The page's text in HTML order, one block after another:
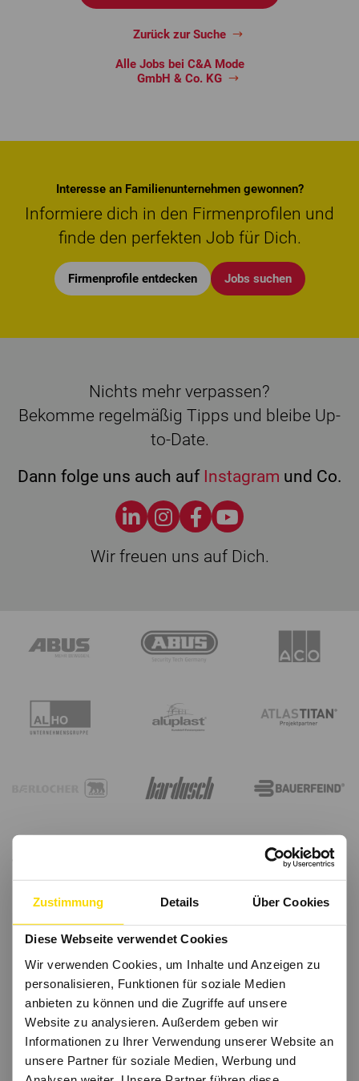
Zustimmung Details Über Cookies
Diese Webseite verwendet Cookies
Wir verwenden Cookies, um Inhalte und Anzeigen zu
personalisieren, Funktionen für soziale Medien
anbieten zu können und die Zugriffe auf unsere
Website zu analysieren. Außerdem geben wir
Informationen zu Ihrer Verwendung unserer Website an
unsere Partner für soziale Medien, Werbung und
Zurück zur Suche
Alle Jobs bei C&A Mode
GmbH & Co. KG
Interesse an Familienunternehmen gewonnen?
Informiere dich in den Firmenprofilen und
finde den perfekten Job für Dich.
Firmenprofile entdecken Jobs suchen
Nichts mehr verpassen?
Bekomme regelmäßig Tipps und bleibe Up-
to-Date.
Dann folge uns auch auf Instagram und Co.
Wir freuen uns auf Dich.